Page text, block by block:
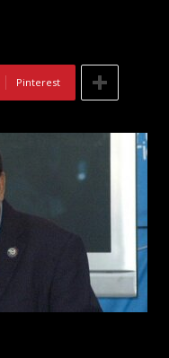
Pinterest